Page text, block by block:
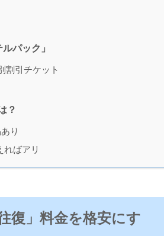
パック」
割引チケット
？
り
ればアリ
復」料金を格安にす